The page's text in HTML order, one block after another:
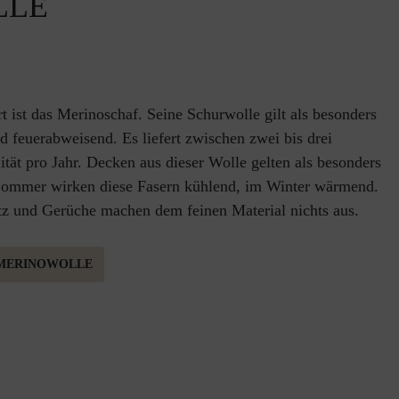
ist das Merinoschaf. Seine Schurwolle gilt als besonders
feuerabweisend. Es liefert zwischen zwei bis drei
pro Jahr. Decken aus dieser Wolle gelten als besonders
wirken diese Fasern kühlend, im Winter wärmend.
und Gerüche machen dem feinen Material nichts aus.